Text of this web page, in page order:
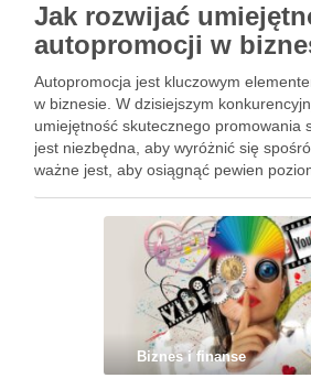
Jak rozwijać
autopromocji w
Autopromocja jest kluczowym
w biznesie. W dzisiejszym
umiejętność skutecznego promowania
jest niezbędna, aby wyróżnić się
ważne jest, aby osiągnąć pewien
dowiesz się, jak rozwijać tę
Biznes i finanse